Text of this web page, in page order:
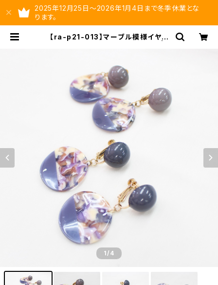
2025年12月25日～2026年1月4日まで冬季休業とな
ります。
【ra-p21-013】マーブル模様イヤリ
1/4